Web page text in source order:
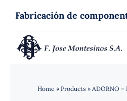
contenido
Fabricación de
Home » Products » ADORNO –